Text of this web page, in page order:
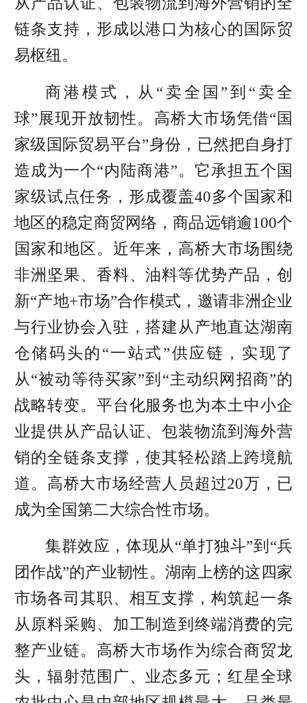
链条支持，形成以港口为核心的国际贸
易枢纽。
商港模式，从“卖全国”到“卖全
球”展现开放韧性。 高桥大市场凭借“国
家级国际贸易平台”身份，已然把自身打
造成为一个“内陆商港”。它承担五个国
家级试点任务，形成覆盖40多个国家和
地区的稳定商贸网络，商品远销逾100个
国家和地区。近年来， 高桥大市场 围绕
非洲坚果、香料、油料等优势产品，创
新“产地+市场”合作模式，邀请非洲企业
与行业协会入驻，搭建从产地直达湖南
仓储码头的“一站式”供应链，实现了
从“被动等待买家”到“主动织网招商”的
战略转变。平台化服务也为本土中小企
业提供从产品认证、包装物流到海外营
销的全链条支撑，使其轻松踏上跨境航
道。高桥大市场经营人员超过20万，已
成为全国第二大综合性市场。
集群效应，体现从“单打独斗”到“兵
团作战”的产业韧性。湖南上榜的这四家
市场各司其职、相互支撑，构筑起一条
从原料采购、加工制造到终端消费的完
整产业链。高桥大市场作为综合商贸龙
头，辐射范围广、业态多元；红星全球